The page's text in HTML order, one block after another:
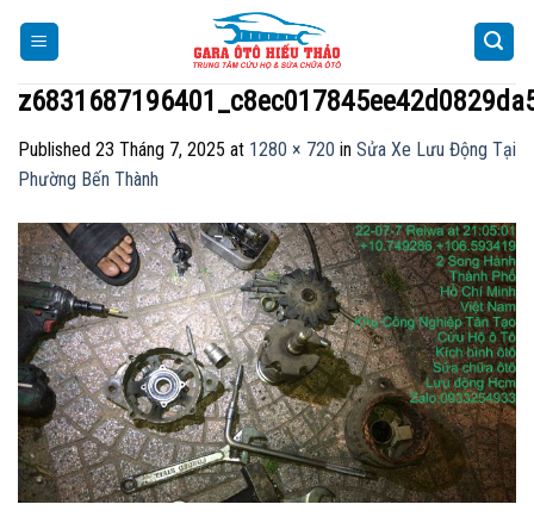
Published 23 Tháng 7, 2025 at 1280 × 720 in Sửa Xe Lưu Động Tại
Phường Bến Thành